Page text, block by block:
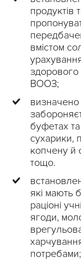
продуктів
вмістом
здорового
ВООЗ;
визначено
буфетах
сухарики,
копчену й
тощо.
які мають
раціоні
ягоди,
потребами;